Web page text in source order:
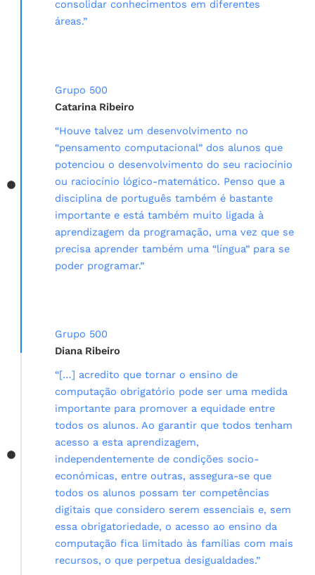
consolidar conhecimentos em diferentes
áreas.”
Grupo 500
Catarina Ribeiro
“Houve talvez um desenvolvimento no
“pensamento computacional” dos alunos que
potenciou o desenvolvimento do seu raciocínio
ou raciocínio lógico-matemático. Penso que a
disciplina de português também é bastante
importante e está também muito ligada à
aprendizagem da programação, uma vez que se
precisa aprender também uma “língua” para se
poder programar.”
Grupo 500
Diana Ribeiro
“[…] acredito que tornar o ensino de
computação obrigatório pode ser uma medida
importante para promover a equidade entre
todos os alunos. Ao garantir que todos tenham
acesso a esta aprendizagem,
independentemente de condições socio-
económicas, entre outras, assegura-se que
todos os alunos possam ter competências
digitais que considero serem essenciais e, sem
essa obrigatoriedade, o acesso ao ensino da
computação fica limitado às famílias com mais
recursos, o que perpetua desigualdades.”